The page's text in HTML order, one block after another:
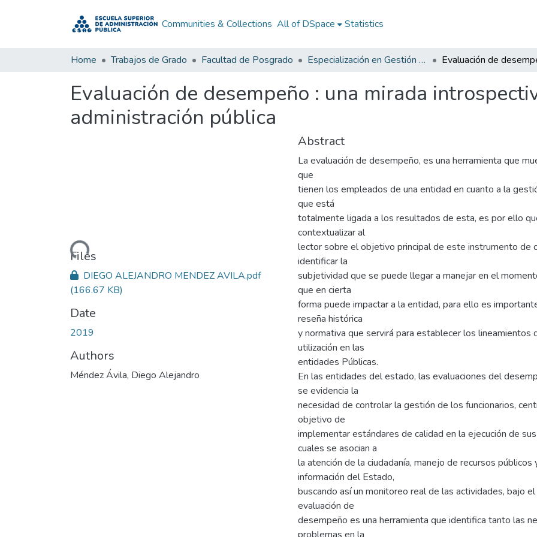
Communities & Collections All of DSpace Statistics
Home Trabajos de Grado Facultad de Posgrado Especialización en Gestión Pública
Evaluación de desempeño : una mirada
administración pública
Loading...
Files
DIEGO ALEJANDRO MENDEZ AVILA.pdf
(166.67 KB)
Date
2019
Authors
Méndez Ávila, Diego Alejandro
Abstract
La evaluación de desempeño, es una herramienta que
que
tienen los empleados de una entidad en cuanto a la
que está
totalmente ligada a los resultados de esta, es por ello
contextualizar al
lector sobre el objetivo principal de este instrumento de
identificar la
subjetividad que se puede llegar a manejar en el
que en cierta
forma puede impactar a la entidad, para ello es
reseña histórica
y normativa que servirá para establecer los lineamientos
utilización en las
entidades Públicas.
En las entidades del estado, las evaluaciones del
se evidencia la
necesidad de controlar la gestión de los funcionarios,
objetivo de
implementar estándares de calidad en la ejecución de
cuales se asocian a
la atención de la ciudadanía, manejo de recursos públicos
información del Estado,
buscando así un monitoreo real de las actividades, bajo
evaluación de
desempeño es una herramienta que identifica tanto las